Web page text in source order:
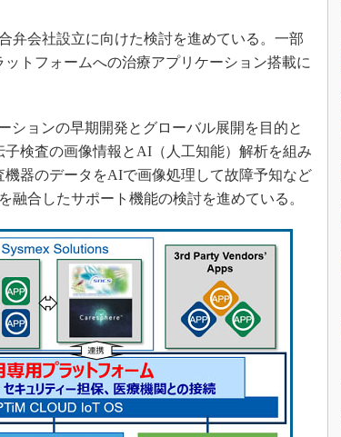
インダストリー4.0
イノベーション
メイドインジャパン
植物工場
知財マネジメント
海外生産
グローバル設計・開発
制御セキュリティ
新型コロナへの対応
弁会社設立に向けた検討を進めている。一部
トフォームへの治療アプリケーション搭載に
ョンの早期開発とグローバル展開を目的と
検査の画像情報とAI（人工知能）解析を組み
器のデータをAIで画像処理して故障予知など
合したサポート機能の検討を進めている。